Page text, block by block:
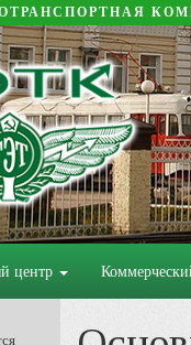
центр